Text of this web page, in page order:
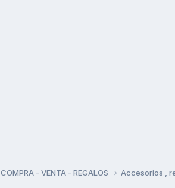
COMPRA - VENTA - REGALOS Accesorios ,